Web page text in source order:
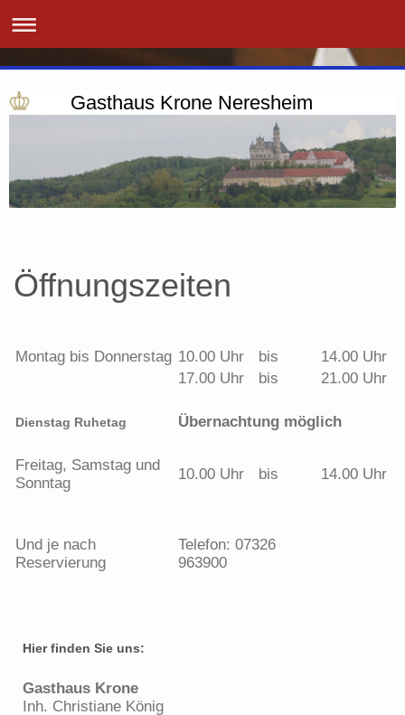
Gasthaus Krone Neresheim
Öffnungszeiten
Montag bis Donnerstag 10.00 Uhr bis
14.00 Uhr
17.00 Uhr
bis 21.00 Uhr
Dienstag Ruhetag Übernachtung möglich
Freitag, Samstag und
Sonntag
10.00 Uhr bis 14.00 Uhr
Und je nach
Reservierung
Telefon: 07326
963900
Hier finden Sie uns:
Gasthaus Krone
Inh. Christiane König